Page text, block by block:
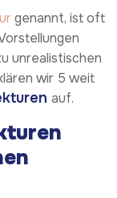
genannt, ist oft
unrealistischen
wir 5 weit
auf.